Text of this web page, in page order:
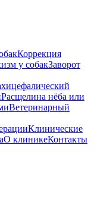
Коррекция
у собакЗаворот
Расщелина нёба или
Ветеринарный
Клинические
О клиникеКонтакты